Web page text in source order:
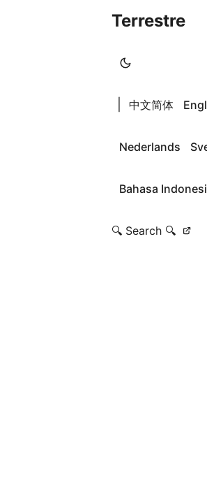
Terrestre
中文简体
Nederlands
Bahasa
🔍 Search 🔍